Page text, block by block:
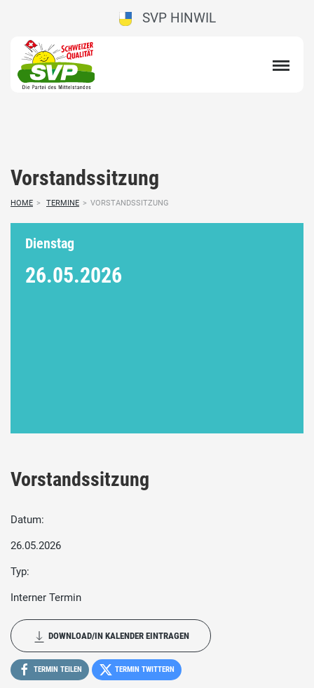
SVP HINWIL
Vorstandssitzung
HOME > TERMINE > VORSTANDSSITZUNG
Dienstag
26.05.2026
Vorstandssitzung
Datum:
26.05.2026
Typ:
Interner Termin
DOWNLOAD/IN KALENDER EINTRAGEN
TERMIN TEILEN TERMIN TWITTERN